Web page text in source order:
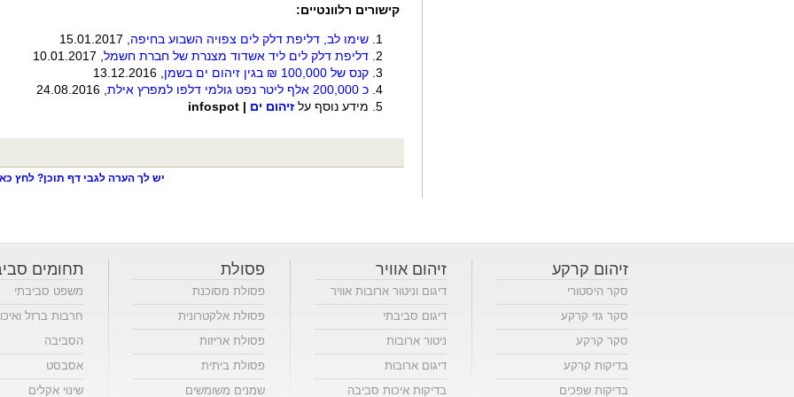
קישורים רלוונטיים:
שימו לב, דליפת דלק לים צפויה השבוע בחיפה
דליפת דלק לים ליד אשדוד מצנרת של חברת חשמל
קנס של 100,000 ₪ בגין זיהום ים בשמן
כ 200,000 אלף ליטר נפט גולמי דלפו למפרץ אילת
מידע נוסף על זיהום ים |
infospot
יש לך הערה לגבי דף תוכן? לחץ
זיהום קרקע
סקר היסטורי
סקר גזי קרקע
סקר קרקע
בדיקות קרקע
בדיקות שפכים
זיהום אוויר
דיגום וניטור ארובות אוויר
דיגום סביבתי
ניטור ארובות
דיגום ארובות
בדיקות איכות סביבה
פסולת
פסולת מסוכנת
פסולת אלקטרונית
פסולת אריזות
פסולת ביתית
שמנים משומשים
תחומים
משפט סביבתי
חרבות ברזל
הסביבה
אסבסט
שינוי אקלים